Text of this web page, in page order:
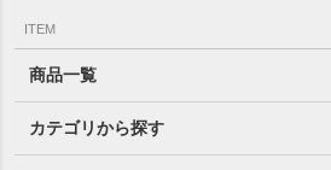
ITEM
商品一覧
カテゴリから探す